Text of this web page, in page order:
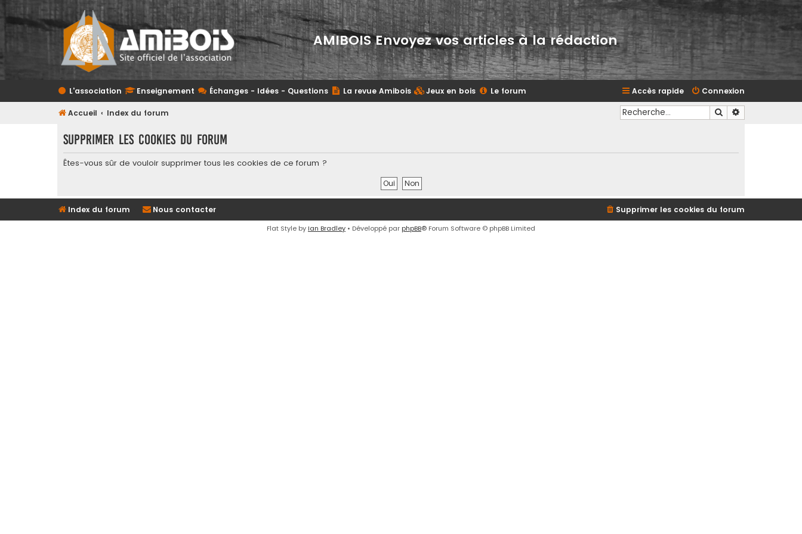
AMIBOIS Envoyez vos articles à la rédaction
L'association Enseignement Échanges - Idées - Questions La revue Amibois Jeux en bois Le forum Connexion
Accès rapide
Accueil Index du forum Rechercher
Supprimer les cookies du forum
Êtes-vous sûr de vouloir supprimer tous les cookies de ce forum ?
Index du forum Nous contacter Supprimer les cookies du forum
Flat Style by Ian Bradley • Développé par phpBB® Forum Software © phpBB Limited